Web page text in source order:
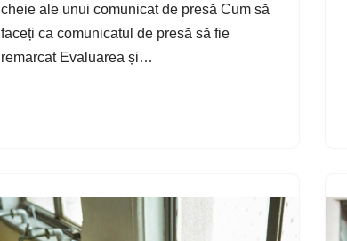
cheie ale unui comunicat de presă Cum să
faceți ca comunicatul de presă să fie
remarcat Evaluarea și…